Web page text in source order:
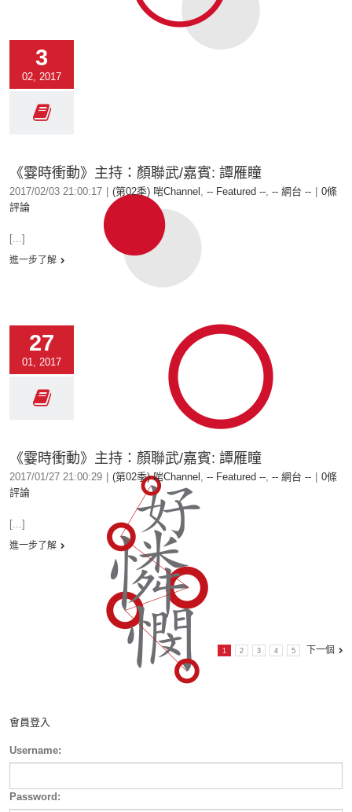
3
02, 2017
《霎時衝動》主持：顏聯武/嘉賓: 譚雁瞳
2017/02/03 21:00:17 (第02季) 啱Channel , -- Featured --, -- 網台 --
0條
評論
[...]
進一步了解
27
01, 2017
《霎時衝動》主持：顏聯武/嘉賓: 譚雁瞳
2017/01/27 21:00:29 (第02季) 啱Channel , -- Featured --, -- 網台 --
0條
評論
[...]
進一步了解
1 2 3 4 5 下一個
會員登入
Username:
Password: